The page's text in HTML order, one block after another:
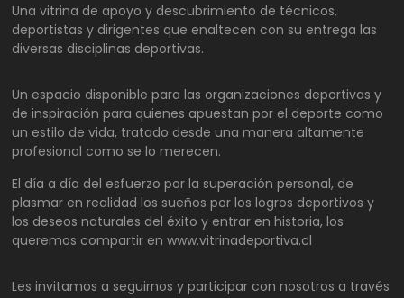
Una vitrina de apoyo y descubrimiento de técnicos,
deportistas y dirigentes que enaltecen con su entrega las
diversas disciplinas deportivas.
Un espacio disponible para las organizaciones deportivas y
de inspiración para quienes apuestan por el deporte como
un estilo de vida, tratado desde una manera altamente
profesional como se lo merecen.
El día a día del esfuerzo por la superación personal, de
plasmar en realidad los sueños por los logros deportivos y
los deseos naturales del éxito y entrar en historia, los
queremos compartir en www.vitrinadeportiva.cl
Les invitamos a seguirnos y participar con nosotros a través